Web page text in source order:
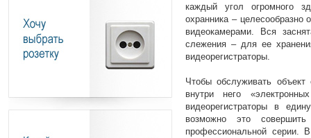
каждый угол огромного
охранника – целесообразно
видеокамерами. Вся
слежения – для ее
видеорегистраторы.
Чтобы обслуживать
внутри него
видеорегистраторы в
возможно это
профессиональной серии. В